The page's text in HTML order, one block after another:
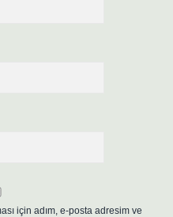
için adım, e-posta adresim ve